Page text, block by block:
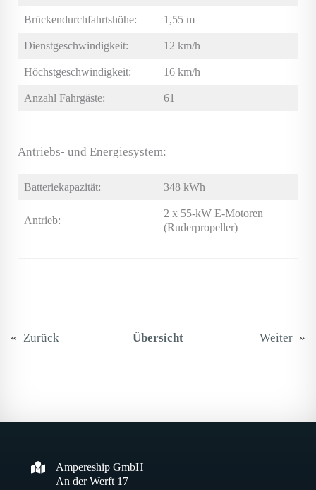
Brückendurchfahrtshöhe: 1,55 m
Dienstgeschwindigkeit: 12 km/h
Höchstgeschwindigkeit: 16 km/h
Anzahl Fahrgäste: 61
Antriebs- und Energiesystem:
Batteriekapazität: 348 kWh
Antrieb:
2 x 55-kW E-Motoren
(Ruderpropeller)
« Zurück Übersicht Weiter »
Ampereship GmbH
An der Werft 17